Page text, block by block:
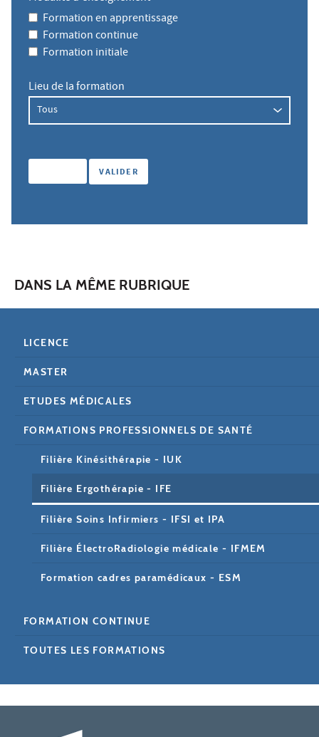
Formation en apprentissage
Formation continue
Formation initiale
Lieu de la formation
DANS LA MÊME RUBRIQUE
LICENCE
MASTER
ETUDES MÉDICALES
FORMATIONS PROFESSIONNELS DE SANTÉ
Filière Kinésithérapie - IUK
Filière Ergothérapie - IFE
Filière Soins Infirmiers - IFSI et IPA
Filière ÉlectroRadiologie médicale - IFMEM
Formation cadres paramédicaux - ESM
FORMATION CONTINUE
TOUTES LES FORMATIONS